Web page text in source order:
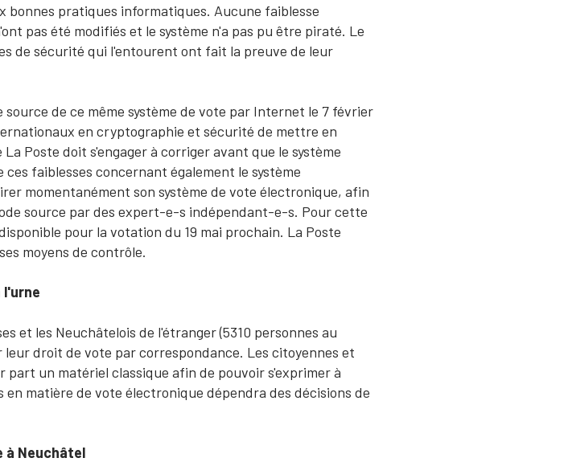
bonnes pratiques informatiques. Aucune faiblesse
pas été modifiés et le système n'a pas pu être piraté. Le
de sécurité qui l'entourent ont fait la preuve de leur
de ce même système de vote par Internet le 7 février
en cryptographie et sécurité de mettre en
Poste doit s'engager à corriger avant que le système
faiblesses concernant également le système
momentanément son système de vote électronique, afin
source par des expert-e-s indépendant-e-s. Pour cette
pour la votation du 19 mai prochain. La Poste
moyens de contrôle.
l'urne
et les Neuchâtelois de l'étranger (5310 personnes au
droit de vote par correspondance. Les citoyennes et
un matériel classique afin de pouvoir s'exprimer à
matière de vote électronique dépendra des décisions de
à Neuchâtel